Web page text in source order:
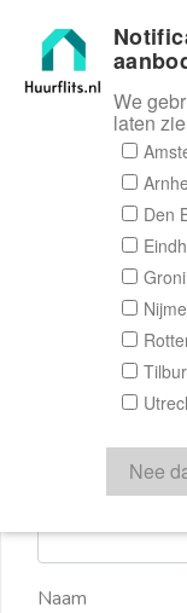
Door een
aanbieder of
Naam
We
laten
Den
Nee